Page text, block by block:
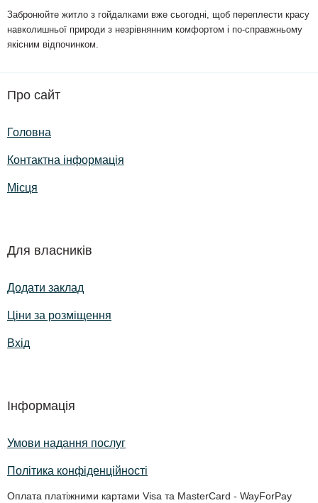
Забронюйте житло з гойдалками вже сьогодні, щоб переплести красу
навколишньої природи з незрівнянним комфортом і по-справжньому
якісним відпочинком.
Про сайт
Головна
Контактна інформація
Місця
Для власників
Додати заклад
Ціни за розміщення
Вхід
Інформація
Умови надання послуг
Політика конфіденційності
Оплата платіжними картами Visa та MasterCard - WayForPay